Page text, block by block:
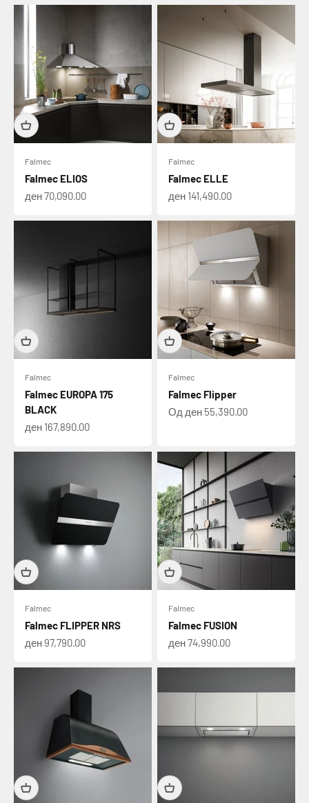
Falmec
Falmec ELIOS
Намалена цена
ден 70,090.00
Falmec
Falmec ELLE
Намалена цена
ден 141,490.00
Falmec
Falmec EUROPA 175
BLACK
Намалена цена
ден 167,890.00
Falmec
Falmec Flipper
Намалена цена
Од ден 55,390.00
Falmec
Falmec FLIPPER NRS
Намалена цена
ден 97,790.00
Falmec
Falmec FUSION
Намалена цена
ден 74,990.00